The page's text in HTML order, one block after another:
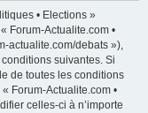
• Elections »
Forum-Actualite.com •
actualite.com/debats »),
suivantes. Si
de toutes les conditions
Forum-Actualite.com •
celles-ci à n’importe